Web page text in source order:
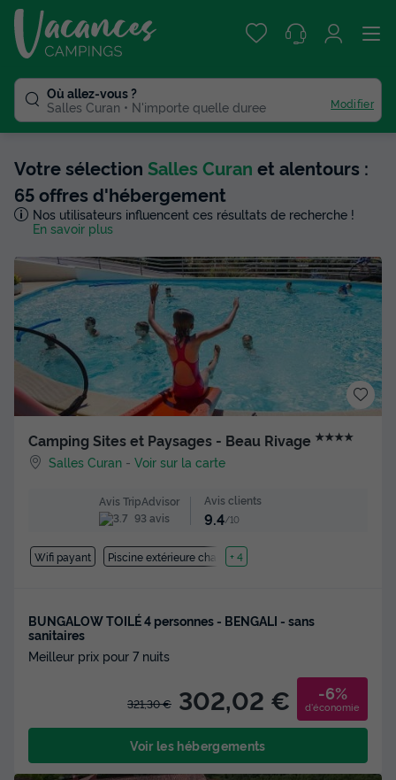
Où allez-vous ?
Salles Curan
N'importe quelle duree Modifier
Votre sélection Salles Curan et alentours :
65 offres d'hébergement
Nos utilisateurs influencent ces résultats de recherche !
En savoir plus
Camping Sites et Paysages - Beau Rivage ★★★★
Salles Curan -Voir sur la carte
Avis TripAdvisor
93 avis
Avis clients
9.4/10
Wifi payant Piscine extérieure chauffée
+ 4
BUNGALOW TOILÉ 4 personnes - BENGALI - sans
sanitaires
Meilleur prix pour 7 nuits
321,30 € 302,02 € -6%
d'économie
Voir les hébergements